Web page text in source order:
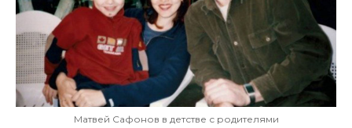
Матвей Сафонов в детстве с родителями